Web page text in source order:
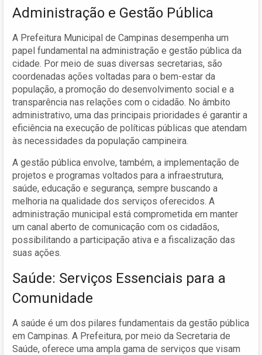
Administração e Gestão Pública
A Prefeitura Municipal de Campinas desempenha um
papel fundamental na administração e gestão pública da
cidade. Por meio de suas diversas secretarias, são
coordenadas ações voltadas para o bem-estar da
população, a promoção do desenvolvimento social e a
transparência nas relações com o cidadão. No âmbito
administrativo, uma das principais prioridades é garantir a
eficiência na execução de políticas públicas que atendam
às necessidades da população campineira.
A gestão pública envolve, também, a implementação de
projetos e programas voltados para a infraestrutura,
saúde, educação e segurança, sempre buscando a
melhoria na qualidade dos serviços oferecidos. A
administração municipal está comprometida em manter
um canal aberto de comunicação com os cidadãos,
possibilitando a participação ativa e a fiscalização das
suas ações.
Saúde: Serviços Essenciais para a
Comunidade
A saúde é um dos pilares fundamentais da gestão pública
em Campinas. A Prefeitura, por meio da Secretaria de
Saúde, oferece uma ampla gama de serviços que visam